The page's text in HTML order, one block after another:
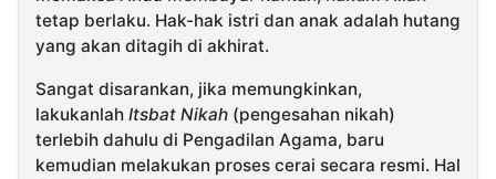
tetap berlaku. Hak-hak istri dan anak adalah hutang
yang akan ditagih di akhirat.
Sangat disarankan, jika memungkinkan,
lakukanlah Itsbat Nikah (pengesahan nikah)
terlebih dahulu di Pengadilan Agama, baru
kemudian melakukan proses cerai secara resmi. Hal